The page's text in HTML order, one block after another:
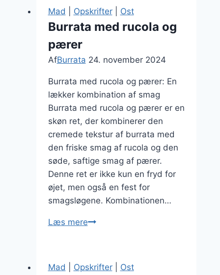
til
luksuriøs
Mad Opskrifter| Ost
Burrata med rucola og
pærer
AfBurrata 24. november 2024
Burrata med rucola og pærer: En
lækker kombination af smag
Burrata med rucola og pærer er en
skøn ret, der kombinerer den
cremede tekstur af burrata med
den friske smag af rucola og den
søde, saftige smag af pærer.
Denne ret er ikke kun en fryd for
øjet, men også en fest for
smagsløgene. Kombinationen…
Læs mereBurrata
og
Mad Opskrifter| Ost